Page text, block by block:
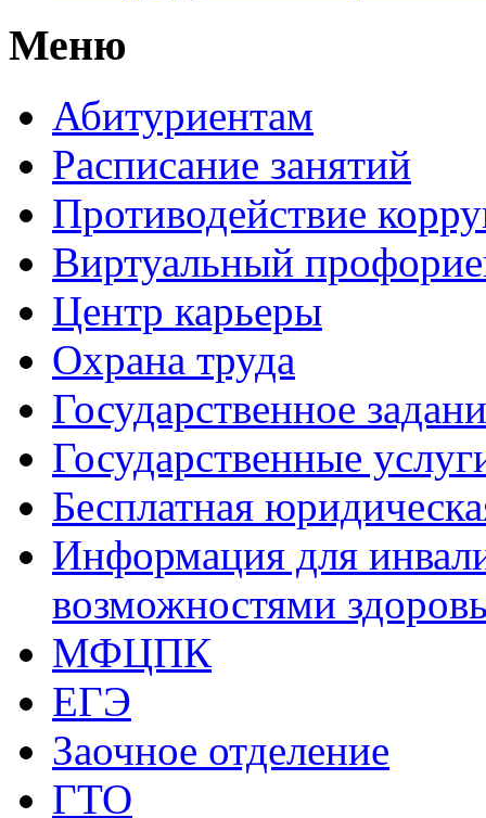
Меню
Абитуриентам
Расписание занятий
Противодействие
Виртуальный
Центр карьеры
Охрана труда
Государственное
Государственные
Бесплатная
Информация для
возможностями
МФЦПК
ЕГЭ
Заочное отделение
ГТО